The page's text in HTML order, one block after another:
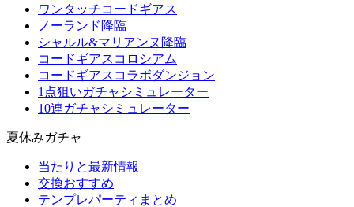
ワンタッチコードギアス
ノーランド降臨
シャルル&マリアンヌ降臨
コードギアスコロシアム
コードギアスコラボダンジョン
1点狙いガチャシミュレーター
10連ガチャシミュレーター
夏休みガチャ
当たりと最新情報
交換おすすめ
テンプレパーティまとめ